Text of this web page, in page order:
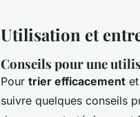
Utilisation et
Conseils pour une
Pour trier efficacement
suivre quelques conseils